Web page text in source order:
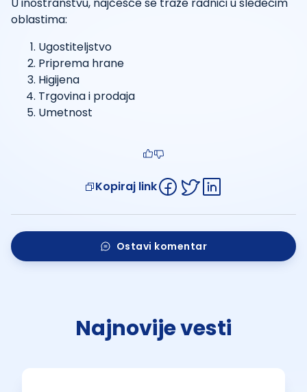
oblastima:
Ugostiteljstvo
Priprema hrane
Higijena
Trgovina i prodaja
Umetnost
Kopiraj link
Ostavi komentar
Najnovije vesti